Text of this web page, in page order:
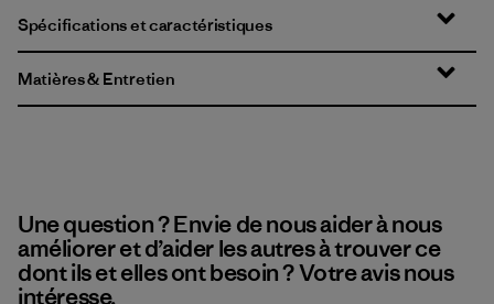
Spécifications et caractéristiques
Matières & Entretien
Une question ? Envie de nous aider à nous
améliorer et d’aider les autres à trouver ce
dont ils et elles ont besoin ? Votre avis nous
intéresse.